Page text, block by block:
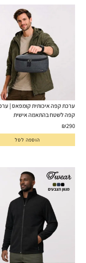
ערכת קפה איכותית קומפאס |
קפה לשטח בהתאמה אישית
₪290
הוספה לסל